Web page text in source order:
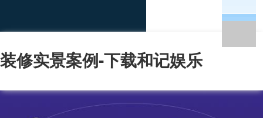
装修实景案例-下载和记娱乐